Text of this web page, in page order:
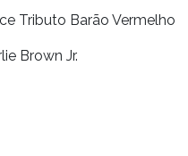
Tributo Barão Vermelho
Brown Jr.